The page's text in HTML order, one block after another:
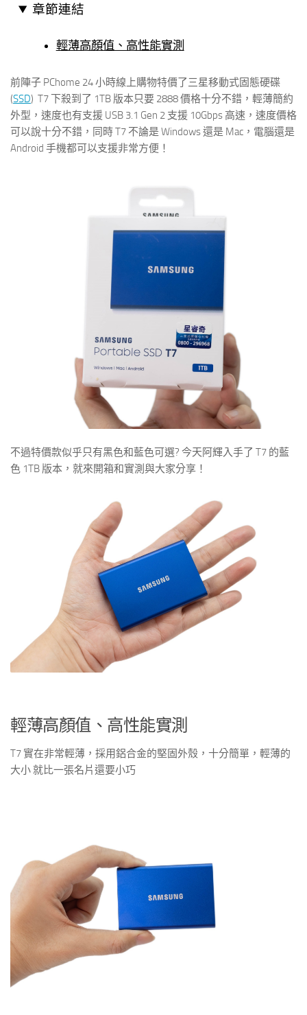
章節連結
輕薄高顏值、高性能實測
前陣子 PChome 24 小時線上購物特價了三星移動式固態硬碟
(SSD) T7 下殺到了 1TB 版本只要 2888 價格十分不錯，輕薄簡約
外型，速度也有支援 USB 3.1 Gen 2 支援 10Gbps 高速，速度價格
可以說十分不錯，同時 T7 不論是 Windows 還是 Mac，電腦還是
Android 手機都可以支援非常方便！
不過特價款似乎只有黑色和藍色可選? 今天阿輝入手了 T7 的藍
色 1TB 版本，就來開箱和實測與大家分享！
輕薄高顏值、高性能實測
T7 實在非常輕薄，採用鋁合金的堅固外殼，十分簡單，輕薄的
大小 就比一張名片還要小巧